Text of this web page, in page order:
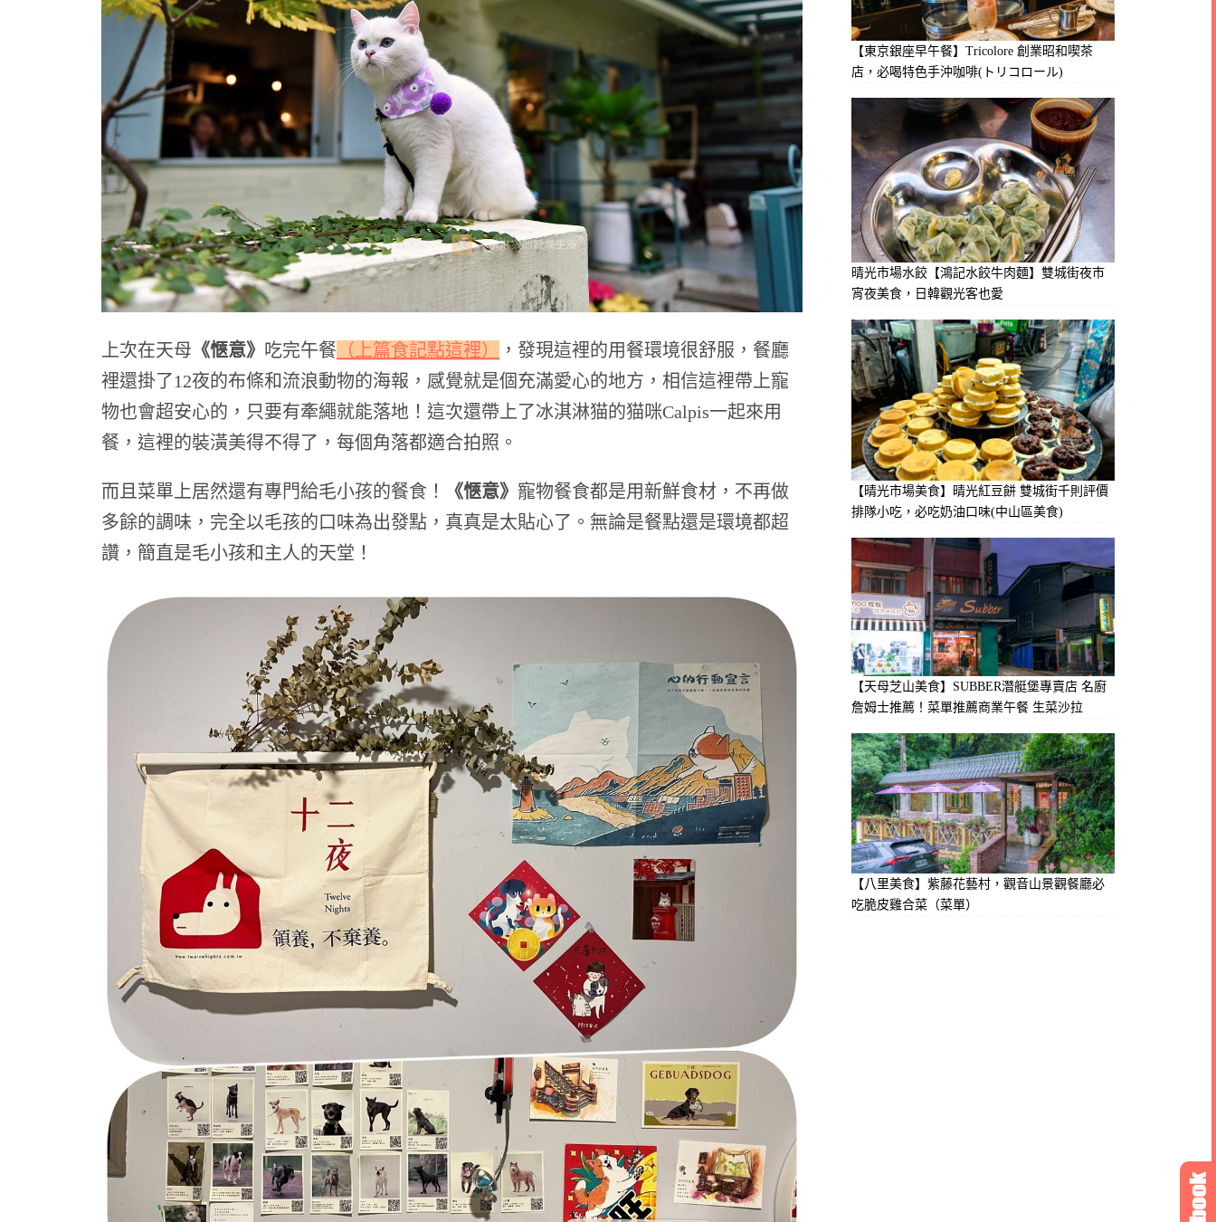
上次在天母 《愜意》 吃完午餐 （上篇食記點這裡）
，發現這裡的用餐環境很舒服，餐廳
裡還掛了12夜的布條和流浪動物的海報，感覺就是個充滿愛心的地方，相信這裡帶上寵
物也會超安心的，只要有牽繩就能落地！這次還帶上了冰淇淋猫的猫咪Calpis一起來用
餐，這裡的裝潢美得不得了，每個角落都適合拍照。
而且菜單上居然還有專門給毛小孩的餐食！ 《愜意》 寵物餐食都是用新鮮食材，不再做
多餘的調味，完全以毛孩的口味為出發點，真真是太貼心了。無論是餐點還是環境都超
讚，簡直是毛小孩和主人的天堂！
【東京銀座早午餐】Tricolore 創業昭和喫茶
店，必喝特色手沖咖啡(トリコロール)
晴光市場水餃【鴻記水餃牛肉麵】雙城街夜市
宵夜美食，日韓觀光客也愛
【晴光市場美食】晴光紅豆餅 雙城街千則評價
排隊小吃，必吃奶油口味(中山區美食)
【天母芝山美食】SUBBER潛艇堡專賣店 名廚
詹姆士推薦！菜單推薦商業午餐 生菜沙拉
【八里美食】紫藤花藝村，觀音山景觀餐廳必
吃脆皮雞合菜（菜單）